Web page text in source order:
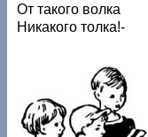
От такого волка
Никакого толка!-